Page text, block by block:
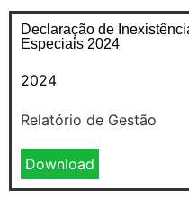
Declaração de
Especiais 2024
2024
Relatório de Gestão
Download